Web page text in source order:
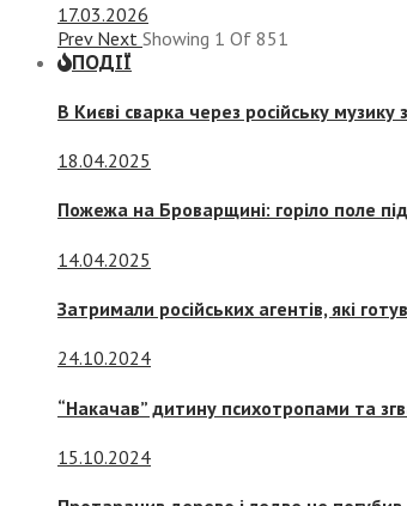
17.03.2026
Prev Next Showing 1 Of 851
ПОДІЇ
В Києві сварка через російську музику
18.04.2025
Пожежа на Броварщині: горіло поле
14.04.2025
Затримали російських агентів, які
24.10.2024
“Накачав” дитину психотропами та
15.10.2024